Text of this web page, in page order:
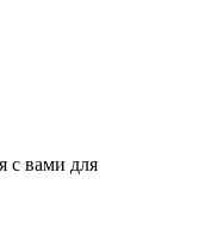
с вами для